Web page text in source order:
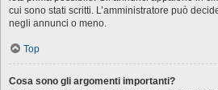
cui sono stati scritti. L’amministratore può
negli annunci o meno.
Top
Cosa sono gli argomenti importanti?